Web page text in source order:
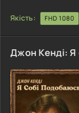
Якість: FHD 1080
Джон Кенді: Я